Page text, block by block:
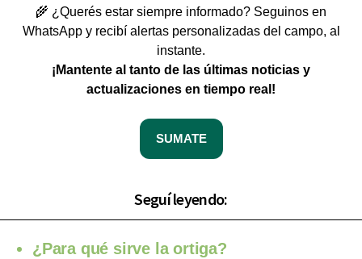
🌾 ¿Querés estar siempre informado? Seguinos en
WhatsApp y recibí alertas personalizadas del campo, al
instante.
¡Mantente al tanto de las últimas noticias y
actualizaciones en tiempo real!
SUMATE
Seguí leyendo:
¿Para qué sirve la ortiga?